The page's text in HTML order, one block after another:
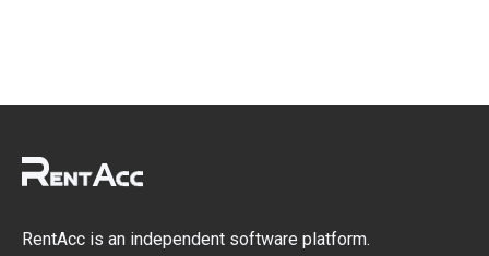
RentAcc is an independent software platform.